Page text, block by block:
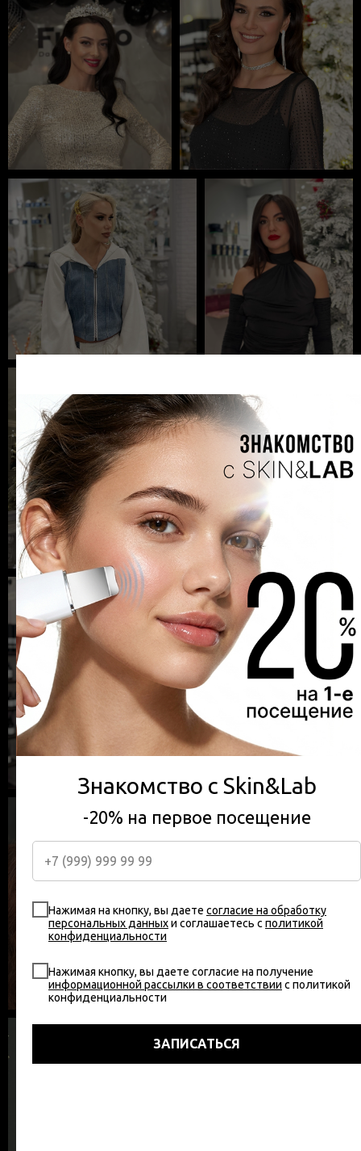
Знакомство с Skin&Lab
-20% на первое посещение
Нажимая на кнопку, вы даете согласие на обработку
персональных данныхи соглашаетесь c политикой
конфиденциальности
Нажимая кнопку, вы даете согласие на получение
информационной рассылки в соответствии с политикой
конфиденциальности
ЗАПИСАТЬСЯ